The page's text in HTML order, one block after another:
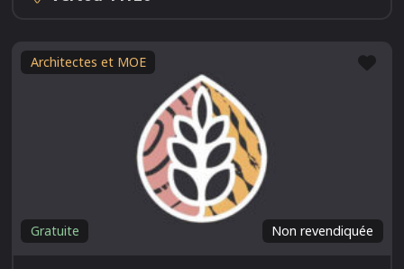
Architectes et MOE
Non revendiquée
Gratuite